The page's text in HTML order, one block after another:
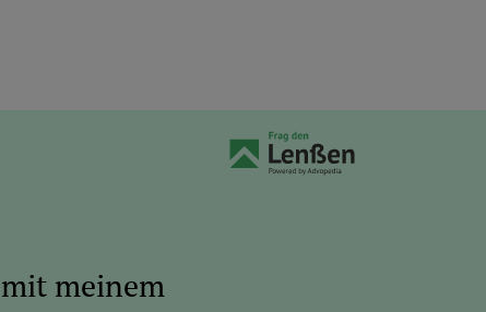
meinem